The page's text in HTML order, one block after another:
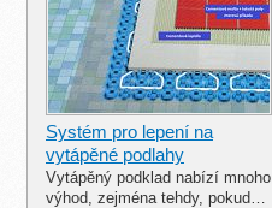
Systém pro lepení na
vytápěné podlahy
Vytápěný podklad nabízí mnoho
výhod, zejména tehdy, pokud…